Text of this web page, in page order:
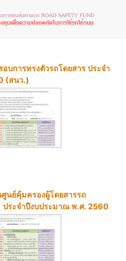
บการทรงตัวรถโดยสาร ประจำ
(สนว.)
นย์คุ้มครองผู้โดยสารรถ
ระจำปีงบประมาณ พ.ศ. 2560